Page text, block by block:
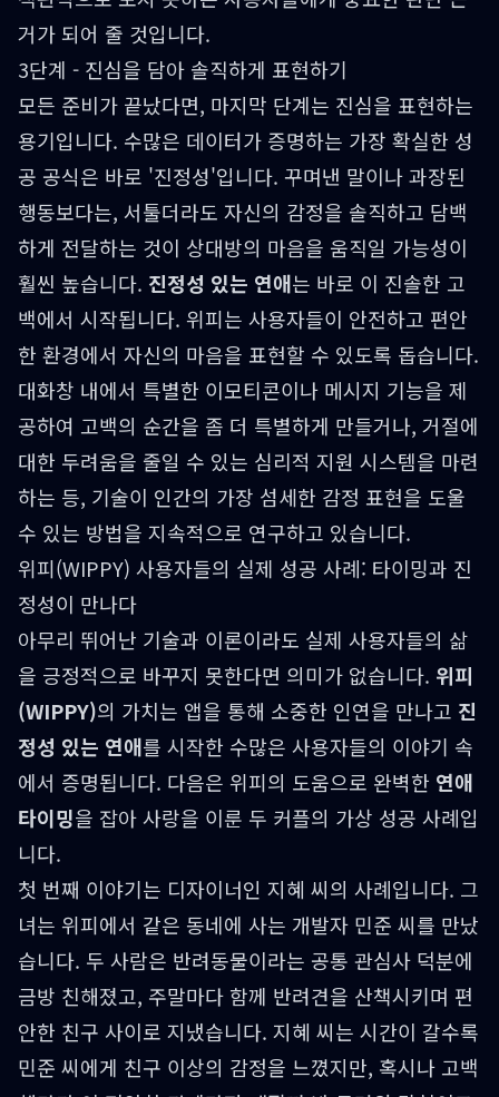
거가 되어 줄 것입니다.
3단계 - 진심을 담아 솔직하게 표현하기
모든 준비가 끝났다면, 마지막 단계는 진심을 표현하는
용기입니다. 수많은 데이터가 증명하는 가장 확실한 성
공 공식은 바로 '진정성'입니다. 꾸며낸 말이나 과장된
행동보다는, 서툴더라도 자신의 감정을 솔직하고 담백
하게 전달하는 것이 상대방의 마음을 움직일 가능성이
훨씬 높습니다. 진정성 있는 연애는 바로 이 진솔한 고
백에서 시작됩니다. 위피는 사용자들이 안전하고 편안
한 환경에서 자신의 마음을 표현할 수 있도록 돕습니다.
대화창 내에서 특별한 이모티콘이나 메시지 기능을 제
공하여 고백의 순간을 좀 더 특별하게 만들거나, 거절에
대한 두려움을 줄일 수 있는 심리적 지원 시스템을 마련
하는 등, 기술이 인간의 가장 섬세한 감정 표현을 도울
수 있는 방법을 지속적으로 연구하고 있습니다.
위피(WIPPY) 사용자들의 실제 성공 사례: 타이밍과 진
정성이 만나다
아무리 뛰어난 기술과 이론이라도 실제 사용자들의 삶
을 긍정적으로 바꾸지 못한다면 의미가 없습니다. 위피
(WIPPY)의 가치는 앱을 통해 소중한 인연을 만나고 진
정성 있는 연애를 시작한 수많은 사용자들의 이야기 속
에서 증명됩니다. 다음은 위피의 도움으로 완벽한 연애
타이밍을 잡아 사랑을 이룬 두 커플의 가상 성공 사례입
니다.
첫 번째 이야기는 디자이너인 지혜 씨의 사례입니다. 그
녀는 위피에서 같은 동네에 사는 개발자 민준 씨를 만났
습니다. 두 사람은 반려동물이라는 공통 관심사 덕분에
금방 친해졌고, 주말마다 함께 반려견을 산책시키며 편
안한 친구 사이로 지냈습니다. 지혜 씨는 시간이 갈수록
민준 씨에게 친구 이상의 감정을 느꼈지만, 혹시나 고백